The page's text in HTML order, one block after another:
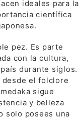
ideales para la
científica
pez. Es parte
con la cultura,
durante siglos.
desde el folclore
sigue
y belleza
solo posees una